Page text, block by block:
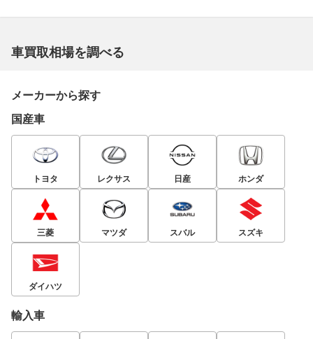
車買取相場を調べる
メーカーから探す
国産車
トヨタ レクサス 日産 ホンダ
三菱 マツダ スバル スズキ
ダイハツ
輸入車